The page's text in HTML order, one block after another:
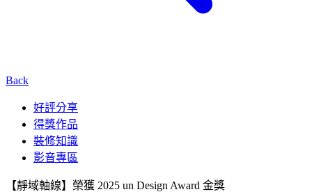
Back
好評分享
得獎作品
裝修知識
影音專區
【靜域軸線】榮獲 2025 un Design Award 金獎